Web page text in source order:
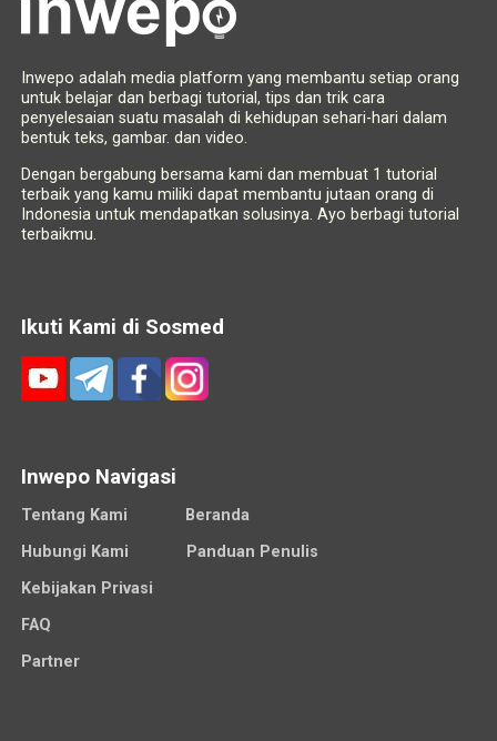
Inwepo adalah media platform yang membantu setiap orang
untuk belajar dan berbagi tutorial, tips dan trik cara
penyelesaian suatu masalah di kehidupan sehari-hari dalam
bentuk teks, gambar. dan video.
Dengan bergabung bersama kami dan membuat 1 tutorial
terbaik yang kamu miliki dapat membantu jutaan orang di
Indonesia untuk mendapatkan solusinya. Ayo berbagi tutorial
terbaikmu.
Ikuti Kami di Sosmed
Inwepo Navigasi
Tentang Kami
Beranda
Hubungi Kami
Panduan Penulis
Kebijakan Privasi
FAQ
Partner